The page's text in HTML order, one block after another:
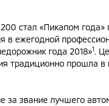
стал «Пикапом года»
в ежегодной
года 2018»1.
традиционно прошла в
за звание лучшего